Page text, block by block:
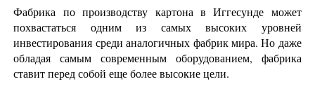
Фабрика по производству картона в Иггесунде может
похвастаться одним из самых высоких уровней
инвестирования среди аналогичных фабрик мира. Но даже
обладая самым современным оборудованием, фабрика
ставит перед собой еще более высокие цели.